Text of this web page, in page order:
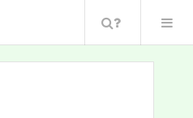
Поиск